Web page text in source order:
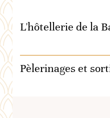
L'hôtellerie de la
Pèlerinages et